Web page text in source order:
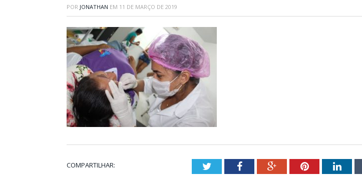
POR JONATHAN EM 11 DE MARÇO DE 2019
COMPARTILHAR: TwitterFacebookGoogle+Pinterest